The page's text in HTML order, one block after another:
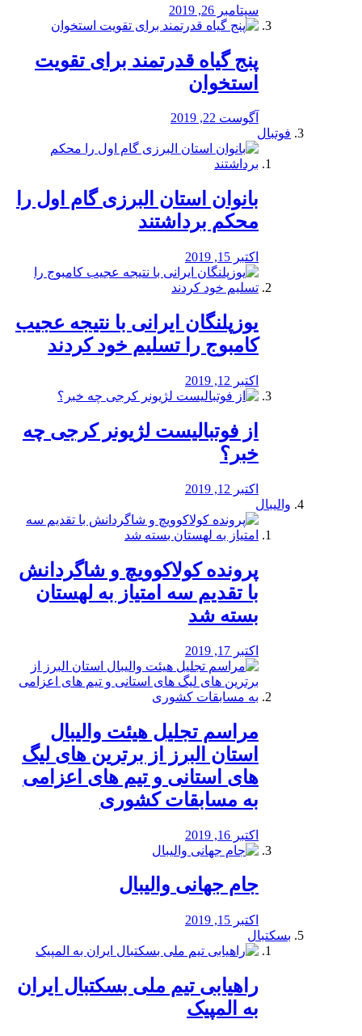
سپتامبر 26, 2019
پنج گیاه قدرتمند برای تقویت
استخوان
آگوست 22, 2019
فوتبال
بانوان استان البرزی گام اول را
محكم برداشتند
اکتبر 15, 2019
یوزپلنگان ایرانی با نتیجه عجیب
کامبوج را تسلیم خود کردند
اکتبر 12, 2019
از فوتبالیست لژیونر کرجی چه
خبر؟
اکتبر 12, 2019
والیبال
پرونده کولاکوویچ و شاگردانش
با تقدیم سه امتیاز به لهستان
بسته شد
اکتبر 17, 2019
مراسم تجلیل هیئت والیبال
استان البرز از برترین های لیگ
های استانی و تیم های اعزامی
به مسابقات کشوری
اکتبر 16, 2019
جام جهانی والیبال
اکتبر 15, 2019
بسکتبال
راهیابی تیم ملی بسکتبال ایران
به المپیک